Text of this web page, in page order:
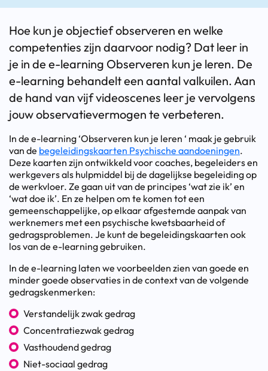
Hoe kun je objectief observeren en welke
competenties zijn daarvoor nodig? Dat leer in
je in de e-learning Observeren kun je leren. De
e-learning behandelt een aantal valkuilen. Aan
de hand van vijf videoscenes leer je vervolgens
jouw observatievermogen te verbeteren.
In de e-learning ‘Observeren kun je leren ‘ maak je gebruik
van de begeleidingskaarten Psychische aandoeningen.
Deze kaarten zijn ontwikkeld voor coaches, begeleiders en
werkgevers als hulpmiddel bij de dagelijkse begeleiding op
de werkvloer. Ze gaan uit van de principes ‘wat zie ik’ en
‘wat doe ik’. En ze helpen om te komen tot een
gemeenschappelijke, op elkaar afgestemde aanpak van
werknemers met een psychische kwetsbaarheid of
gedragsproblemen. Je kunt de begeleidingskaarten ook
los van de e-learning gebruiken.
In de e-learning laten we voorbeelden zien van goede en
minder goede observaties in de context van de volgende
gedragskenmerken:
Verstandelijk zwak gedrag
Concentratiezwak gedrag
Vasthoudend gedrag
Niet-sociaal gedrag